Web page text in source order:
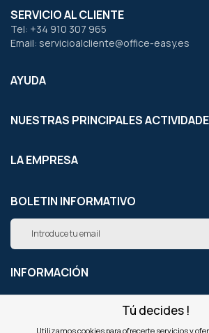
Tú decides !
Utilizamos cookies para ofrecerte servicios y
SERVICIO AL CLIENTE
Tel: +34 910 307 965
Email: servicioalcliente@office-easy.es
AYUDA
NUESTRAS PRINCIPALES
LA EMPRESA
BOLETIN INFORMATIVO
Inscríbete
nuestro
boletín
de
noticias:
INFORMACIÓN